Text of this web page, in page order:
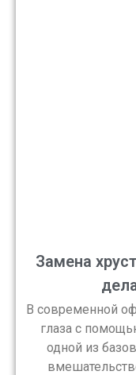
Замена
В современной
глаза с
одной из